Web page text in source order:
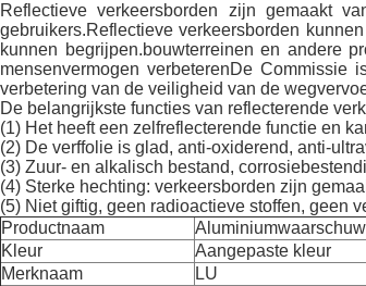
Reflectieve verkeersborden zijn gemaakt
gebruikers.Reflectieve verkeersborden
kunnen begrijpen.bouwterreinen en andere
mensenvermogen verbeterenDe
verbetering van de veiligheid van de
De belangrijkste functies van reflecterende
(1) Het heeft een zelfreflecterende functie en
(2) De verffolie is glad, anti-oxiderend, anti-
(3) Zuur- en alkalisch bestand,
(4) Sterke hechting: verkeersborden zijn
(5) Niet giftig, geen radioactieve stoffen, geen
Productnaam
Kleur
Aangepaste kleur
Merknaam
LU